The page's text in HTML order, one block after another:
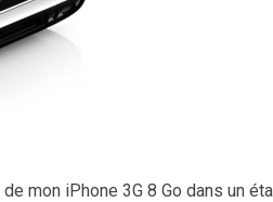
mon iPhone 3G 8 Go dans un